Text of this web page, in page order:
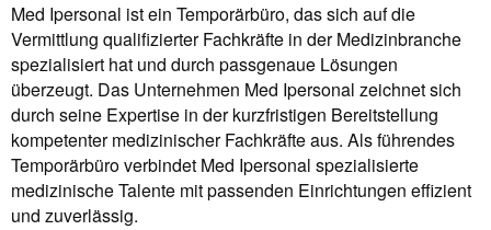
Med Ipersonal ist ein Temporärbüro, das sich auf die
Vermittlung qualifizierter Fachkräfte in der Medizinbranche
spezialisiert hat und durch passgenaue Lösungen
überzeugt. Das Unternehmen Med Ipersonal zeichnet sich
durch seine Expertise in der kurzfristigen Bereitstellung
kompetenter medizinischer Fachkräfte aus. Als führendes
Temporärbüro verbindet Med Ipersonal spezialisierte
medizinische Talente mit passenden Einrichtungen effizient
und zuverlässig.